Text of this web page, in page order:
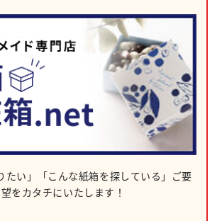
たい」 「こんな紙箱を探している」 ご要
望をカタチにいたします！